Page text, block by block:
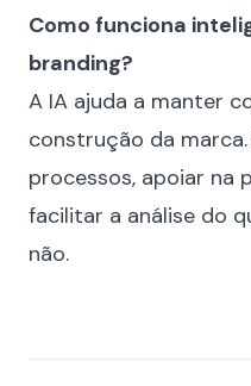
Como funciona
branding?
A IA ajuda a manter
construção da
processos, apoiar na
facilitar a análise do
não.